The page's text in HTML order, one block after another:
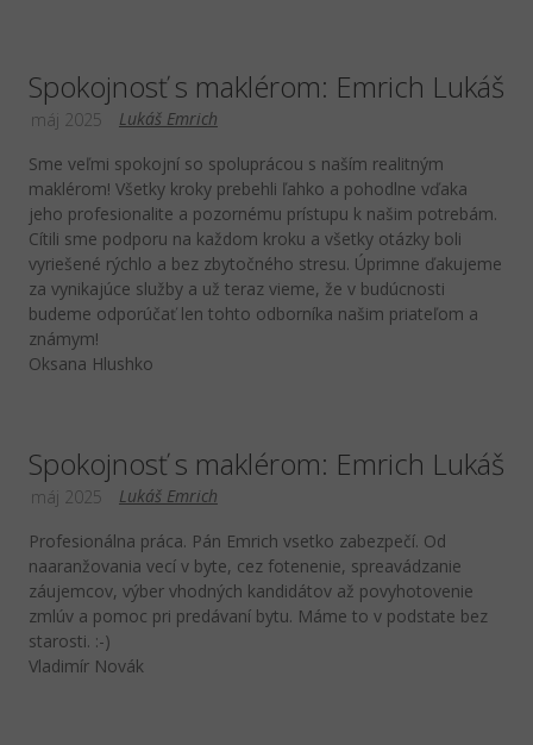
Spokojnosť s maklérom: Emrich Lukáš
Lukáš Emrich
máj 2025
Sme veľmi spokojní so spoluprácou s naším realitným
maklérom! Všetky kroky prebehli ľahko a pohodlne vďaka
jeho profesionalite a pozornému prístupu k našim potrebám.
Cítili sme podporu na každom kroku a všetky otázky boli
vyriešené rýchlo a bez zbytočného stresu. Úprimne ďakujeme
za vynikajúce služby a už teraz vieme, že v budúcnosti
budeme odporúčať len tohto odborníka našim priateľom a
známym!
Oksana Hlushko
Spokojnosť s maklérom: Emrich Lukáš
Lukáš Emrich
máj 2025
Profesionálna práca. Pán Emrich vsetko zabezpečí. Od
naaranžovania vecí v byte, cez fotenenie, spreavádzanie
záujemcov, výber vhodných kandidátov až povyhotovenie
zmlúv a pomoc pri predávaní bytu. Máme to v podstate bez
starosti. :-)
Vladimír Novák